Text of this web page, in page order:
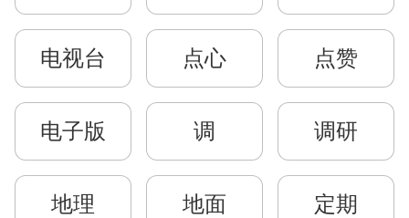
电视台 点心 点赞
电子版 调 调研
地理 地面 定期